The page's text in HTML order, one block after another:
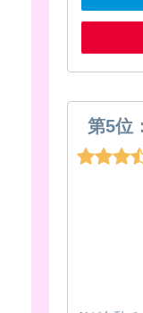
第5位